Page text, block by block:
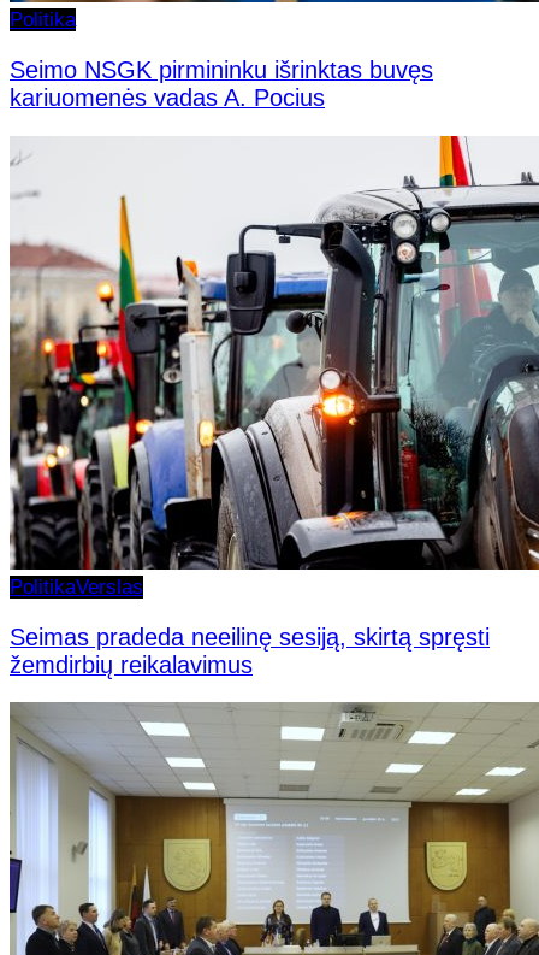
Politika
Seimo NSGK pirmininku išrinktas buvęs
kariuomenės vadas A. Pocius
PolitikaVerslas
Seimas pradeda neeilinę sesiją, skirtą spręsti
žemdirbių reikalavimus